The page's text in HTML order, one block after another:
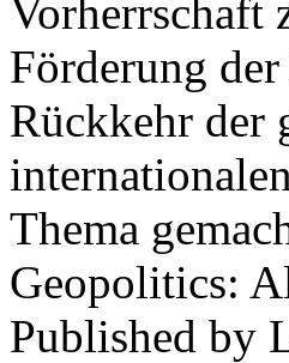
Vorherrschaft
Förderung
Rückkehr der
Thema
Geopolitics:
Published by